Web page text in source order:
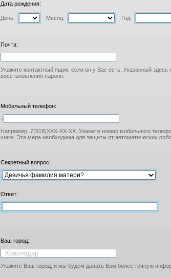
Дата рождения:
День: Месяц: Год:
Почта:
Укажите контактный ящик, если он у Вас есть. Указанный
восстановления пароля.
Мобильный телефон:
+
Например: 7(918)XXX-XX-XX. Укажите номер мобильного
шаге. Эта мера необходима для защиты от автоматических
Секретный вопрос:
Ответ:
Ваш город:
Укажите Ваш город, и мы будем давать Вам более точную